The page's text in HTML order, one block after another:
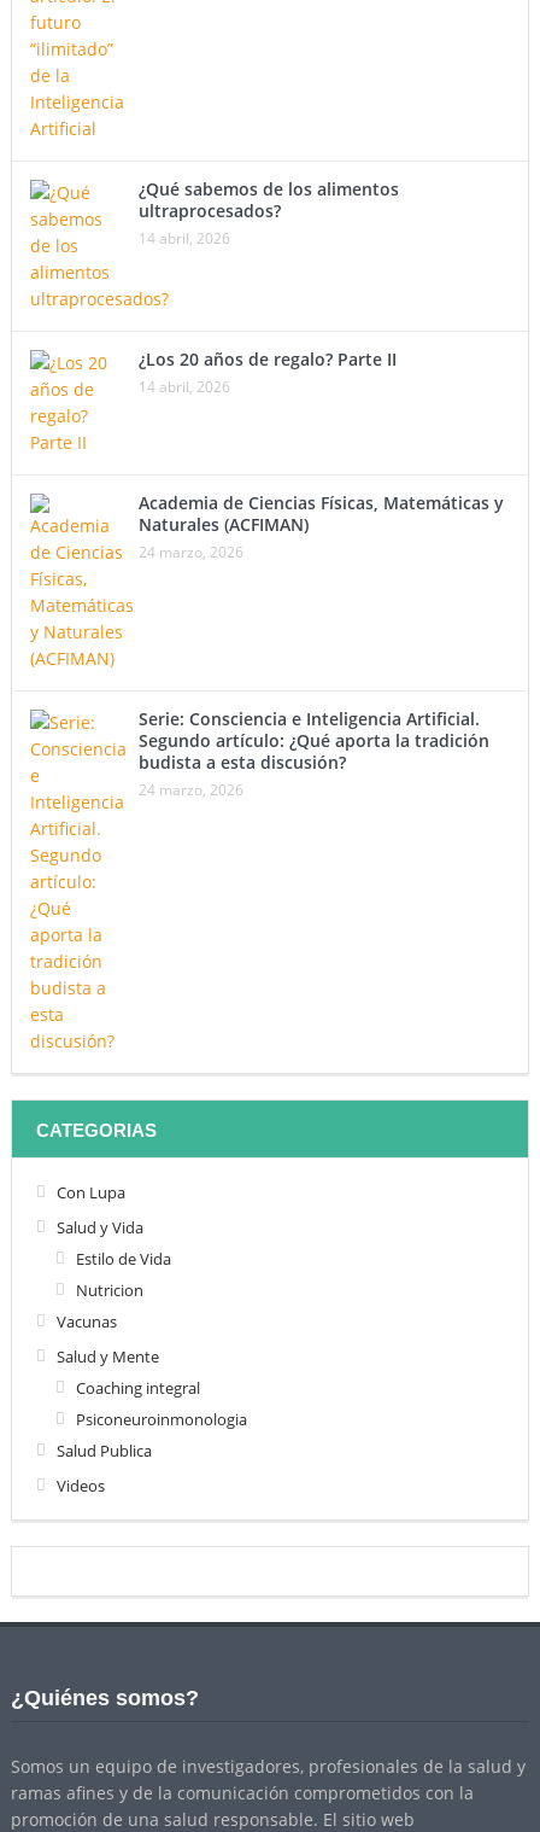
¿Qué sabemos de los alimentos
ultraprocesados?
14 abril, 2026
¿Los 20 años de regalo? Parte II
14 abril, 2026
Academia de Ciencias Físicas, Matemáticas y
Naturales (ACFIMAN)
24 marzo, 2026
Serie: Consciencia e Inteligencia Artificial.
Segundo artículo: ¿Qué aporta la tradición
budista a esta discusión?
24 marzo, 2026
CATEGORIAS
Con Lupa
Salud y Vida
Estilo de Vida
Nutricion
Vacunas
Salud y Mente
Coaching integral
Psiconeuroinmonologia
Salud Publica
Videos
¿Quiénes somos?
Somos un equipo de investigadores, profesionales de la salud y
ramas afines y de la comunicación comprometidos con la
promoción de una salud responsable. El sitio web